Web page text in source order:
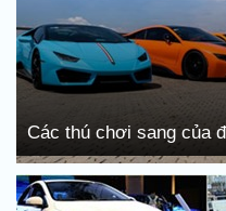
Các thú chơi sang của